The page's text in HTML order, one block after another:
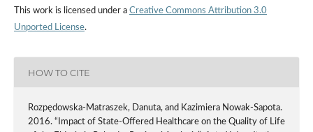
This work is licensed under a Creative Commons Attribution 3.0
Unported License.
HOW TO CITE
Rozpędowska-Matraszek, Danuta, and Kazimiera Nowak-Sapota.
2016. “Impact of State-Offered Healthcare on the Quality of Life